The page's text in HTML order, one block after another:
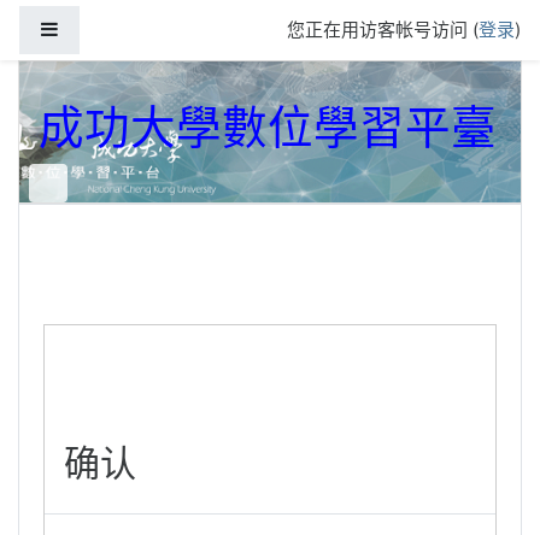
您正在用访客帐号访问 (登录)
成功大學數位學習平臺
确认